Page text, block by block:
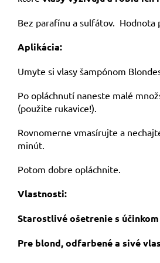
Bez parafínu a sulfátov. Hodnota
Aplikácia:
Umyte si vlasy šampónom
Po opláchnutí naneste malé
(použite rukavice!).
Rovnomerne vmasírujte a
minút.
Potom dobre opláchnite.
Vlastnosti:
Starostlivé ošetrenie s
Pre blond, odfarbené a sivé